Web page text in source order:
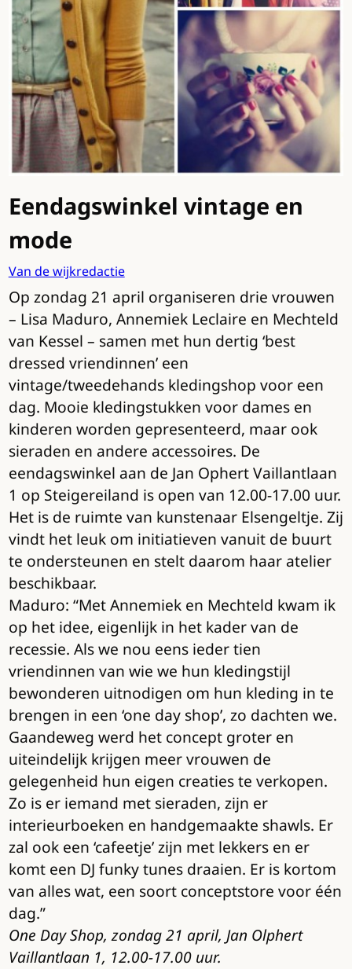
Eendagswinkel vintage en
mode
Van de wijkredactie
Op zondag 21 april organiseren drie vrouwen
– Lisa Maduro, Annemiek Leclaire en Mechteld
van Kessel – samen met hun dertig ‘best
dressed vriendinnen’ een
vintage/tweedehands kledingshop voor een
dag. Mooie kledingstukken voor dames en
kinderen worden gepresenteerd, maar ook
sieraden en andere accessoires. De
eendagswinkel aan de Jan Ophert Vaillantlaan
1 op Steigereiland is open van 12.00-17.00 uur.
Het is de ruimte van kunstenaar Elsengeltje. Zij
vindt het leuk om initiatieven vanuit de buurt
te ondersteunen en stelt daarom haar atelier
beschikbaar.
Maduro: “Met Annemiek en Mechteld kwam ik
op het idee, eigenlijk in het kader van de
recessie. Als we nou eens ieder tien
vriendinnen van wie we hun kledingstijl
bewonderen uitnodigen om hun kleding in te
brengen in een ‘one day shop’, zo dachten we.
Gaandeweg werd het concept groter en
uiteindelijk krijgen meer vrouwen de
gelegenheid hun eigen creaties te verkopen.
Zo is er iemand met sieraden, zijn er
interieurboeken en handgemaakte shawls. Er
zal ook een ‘cafeetje’ zijn met lekkers en er
komt een DJ funky tunes draaien. Er is kortom
van alles wat, een soort conceptstore voor één
dag.”
One Day Shop, zondag 21 april, Jan Olphert
Vaillantlaan 1, 12.00-17.00 uur.